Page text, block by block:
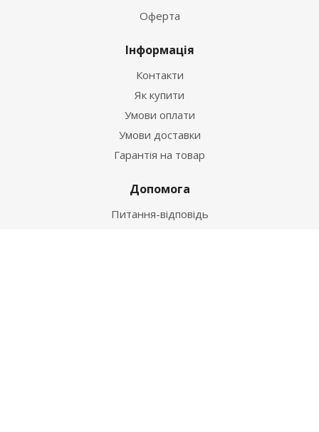
Оферта
Інформація
Контакти
Як купити
Умови оплати
Умови доставки
Гарантія на товар
Допомога
Питання-відповідь